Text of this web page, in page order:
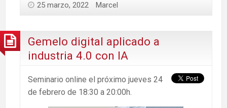
25 marzo, 2022 Marcel
Gemelo digital aplicado a
industria 4.0 con IA
Seminario online el próximo jueves 24
de febrero de 18:30 a 20:00h.